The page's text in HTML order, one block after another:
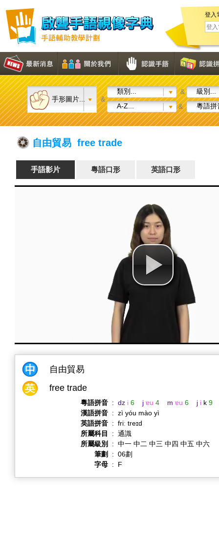
登入
手形圖片... &
類別... &
級別...
A-Z...
& 粵語拼
自由貿易 free trade
手語影片 粵語口形 英語口形
自由貿易
free trade
粵語拼音 : dz i 6 j ɐu 4 m ɐu 6 j i k 9
漢語拼音 : zì yóu mào yì
英語拼音 : friː treɪd
所屬科目
: 通識
所屬級別
: 中一 中二 中三 中四 中五 中六
筆劃
: 06劃
字母 : F